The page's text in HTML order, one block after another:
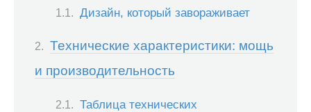
Дизайн, который завораживает
Технические характеристики: мощь
и производительность
Таблица технических